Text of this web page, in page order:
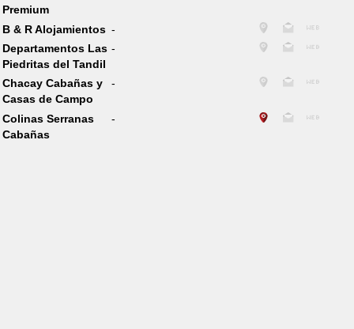
Premium
B & R Alojamientos -
Departamentos Las
Piedritas del Tandil
-
Chacay Cabañas y
Casas de Campo
-
Colinas Serranas
Cabañas
-